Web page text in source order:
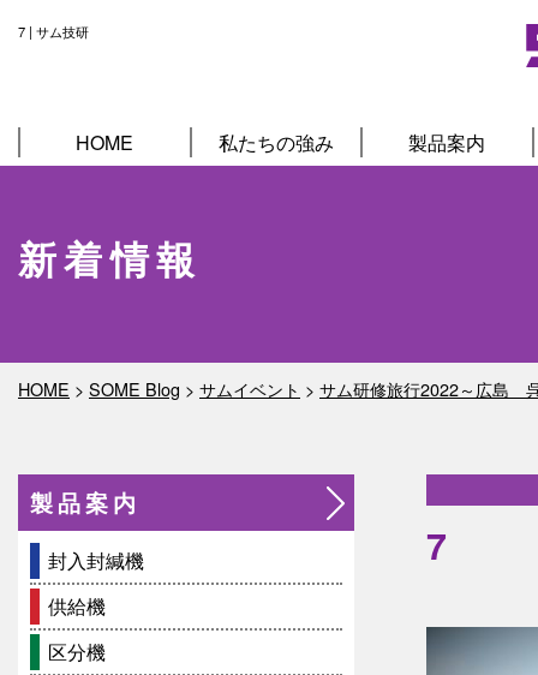
7 | サム技研
HOME 私たちの強み 製品案内
新着情報
HOME > SOME Blog > サムイベント > サム研修旅行2022～広島
7
製品案内
封入封緘機
供給機
区分機